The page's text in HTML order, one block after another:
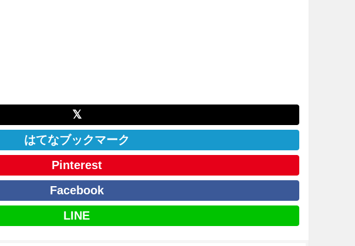
𝕏
はてなブックマーク
Pinterest
Facebook
LINE